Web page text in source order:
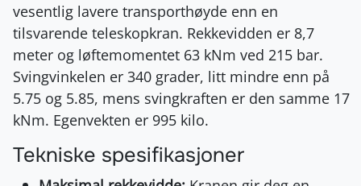
vesentlig lavere transporthøyde enn en
tilsvarende teleskopkran. Rekkevidden er 8,7
meter og løftemomentet 63 kNm ved 215 bar.
Svingvinkelen er 340 grader, litt mindre enn på
5.75 og 5.85, mens svingkraften er den samme 17
kNm. Egenvekten er 995 kilo.
Tekniske spesifikasjoner